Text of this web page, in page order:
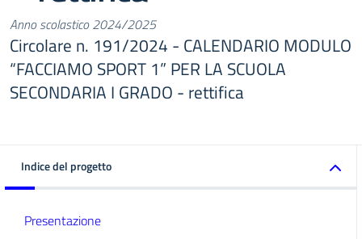
Anno scolastico 2024/2025
Circolare n. 191/2024 - CALENDARIO MODULO
“FACCIAMO SPORT 1” PER LA SCUOLA
SECONDARIA I GRADO - rettifica
Indice del progetto
Presentazione